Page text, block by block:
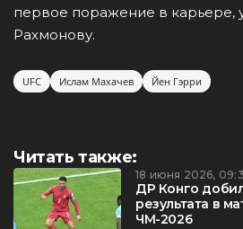
первое поражение в карьере,
Рахмонову.
UFC Ислам Махачев Йен Гэрри
Читать также:
18 июня 2026,
ДР Конго
результата в
ЧМ-2026